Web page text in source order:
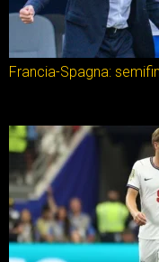
Francia-Spagna: